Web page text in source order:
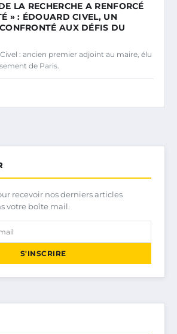
LA RECHERCHE A RENFORCÉ
» : ÉDOUARD CIVEL, UN
AUX DÉFIS DU
: ancien premier adjoint au maire, élu
de Paris.
recevoir nos derniers articles
votre boîte mail.
S'INSCRIRE